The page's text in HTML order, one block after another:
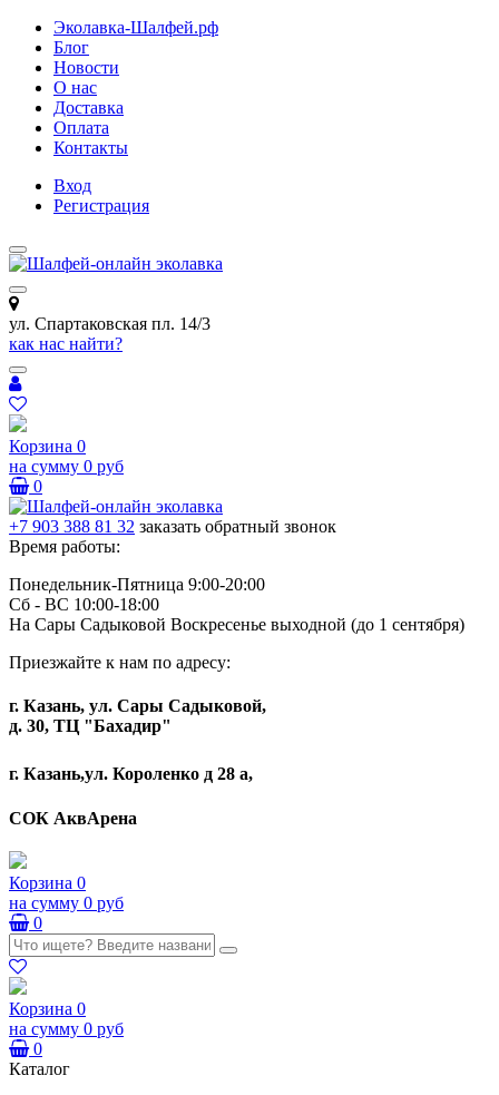
Эколавка-Шалфей.рф
Блог
Новости
О нас
Доставка
Оплата
Контакты
Вход
Регистрация
ул. Спартаковская пл. 14/3
как нас найти?
Корзина 0
на сумму 0 руб
0
+7 903 388 81 32 заказать обратный звонок
Время работы:
Понедельник-Пятница 9:00-20:00
Сб - ВС 10:00-18:00
На Сары Садыковой Воскресенье выходной (до 1 сентября)
Приезжайте к нам по адресу:
г. Казань, ул. Сары Садыковой,
д. 30, ТЦ "Бахадир"
г. Казань,ул. Короленко д 28 а,
СОК АквАрена
Корзина 0
на сумму 0 руб
0
Корзина 0
на сумму 0 руб
0
Каталог